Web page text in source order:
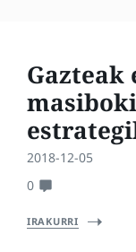
2018-12-05
0
IRAKURRI